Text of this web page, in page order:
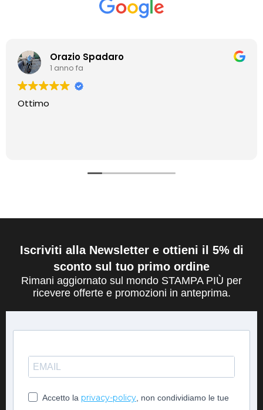
Orazio Spadaro
1 anno fa
Ottimo
Iscriviti alla Newsletter e ottieni il 5% di
sconto sul tuo primo ordine
Rimani aggiornato sul mondo STAMPA PIÙ per
ricevere offerte e promozioni in anteprima.
Accetto la privacy-policy, non condividiamo le tue